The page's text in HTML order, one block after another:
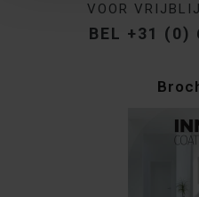
VOOR
BEL +31 (0)